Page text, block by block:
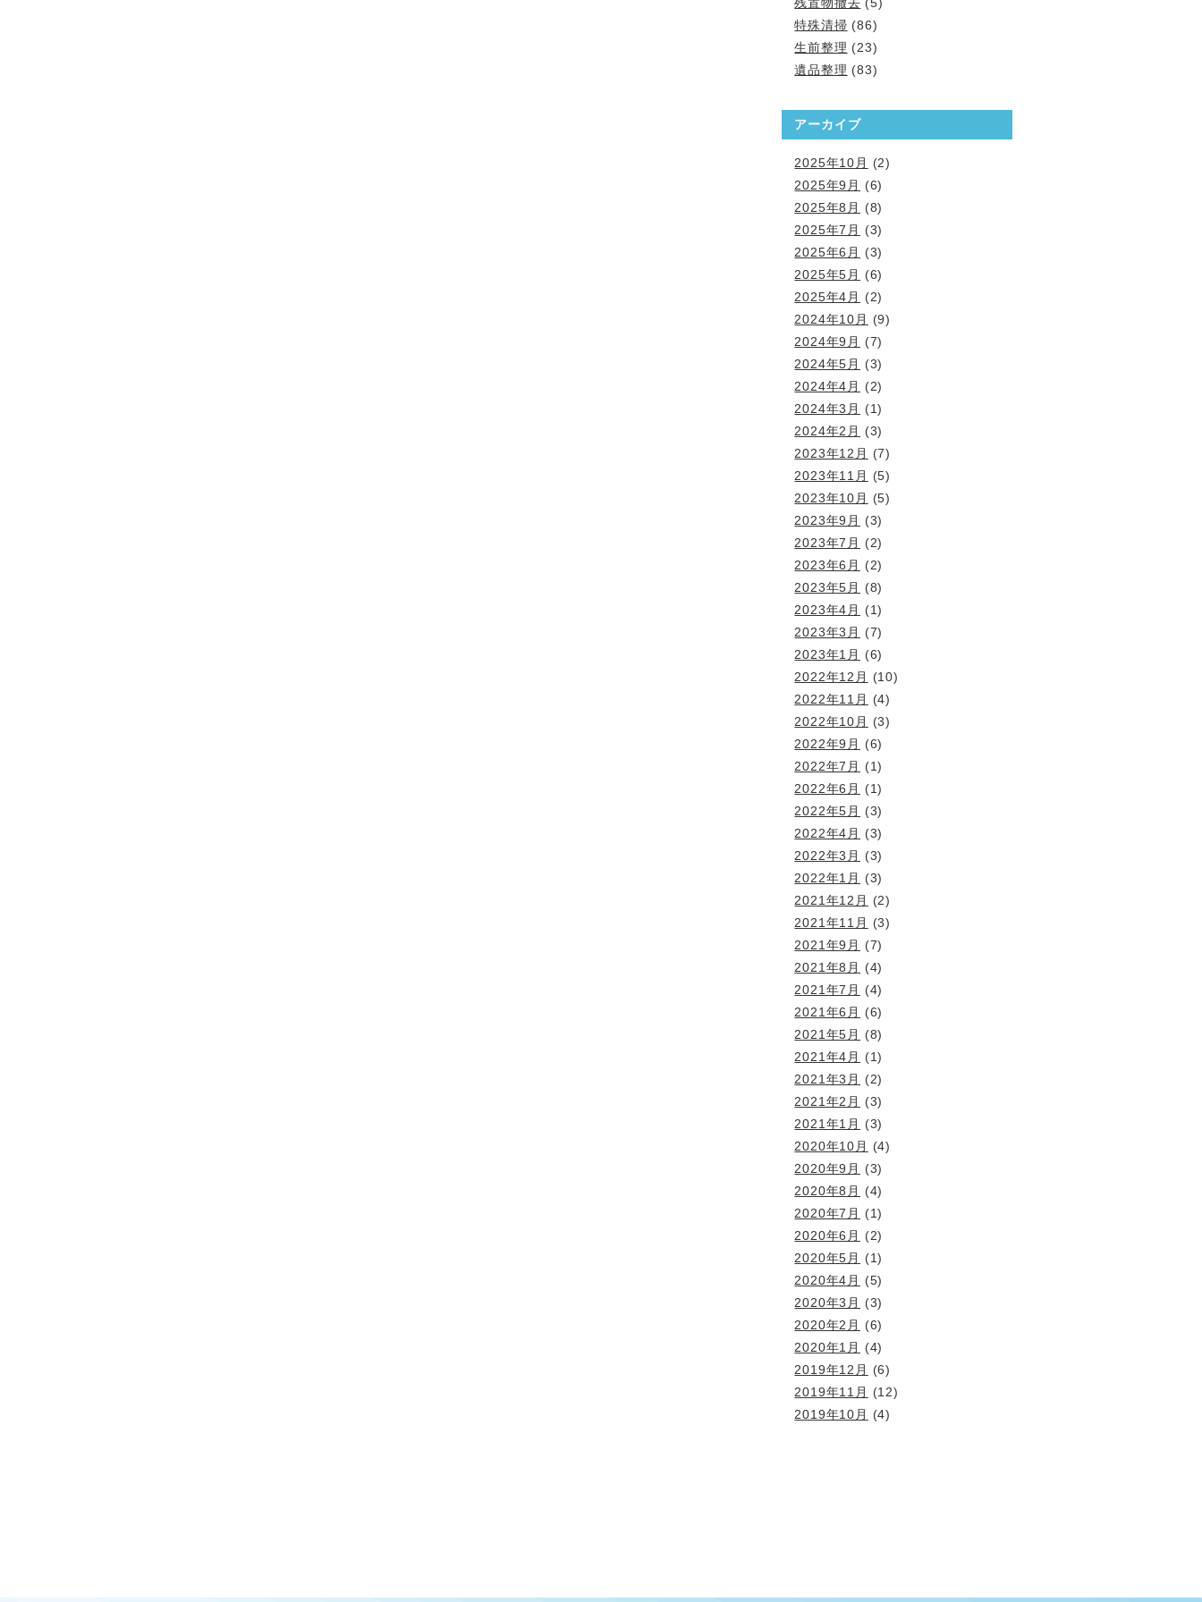
特殊清掃 (86)
生前整理 (23)
遺品整理 (83)
アーカイブ
2025年10月
(2)
2025年9月
(6)
2025年8月
(8)
2025年7月
(3)
2025年6月
(3)
2025年5月
(6)
2025年4月
(2)
2024年10月
(9)
2024年9月
(7)
2024年5月
(3)
2024年4月
(2)
2024年3月
(1)
2024年2月
(3)
2023年12月
(7)
2023年11月
(5)
2023年10月
(5)
2023年9月
(3)
2023年7月
(2)
2023年6月
(2)
2023年5月
(8)
2023年4月
(1)
2023年3月
(7)
2023年1月
(6)
2022年12月
(10)
2022年11月
(4)
2022年10月
(3)
2022年9月
(6)
2022年7月
(1)
2022年6月
(1)
2022年5月
(3)
2022年4月
(3)
2022年3月
(3)
2022年1月
(3)
2021年12月
(2)
2021年11月
(3)
2021年9月
(7)
2021年8月
(4)
2021年7月
(4)
2021年6月
(6)
2021年5月
(8)
2021年4月
(1)
2021年3月
(2)
2021年2月
(3)
2021年1月
(3)
2020年10月
(4)
2020年9月
(3)
2020年8月
(4)
2020年7月
(1)
2020年6月
(2)
2020年5月
(1)
2020年4月
(5)
2020年3月
(3)
2020年2月
(6)
2020年1月
(4)
2019年12月
(6)
2019年11月
(12)
2019年10月
(4)